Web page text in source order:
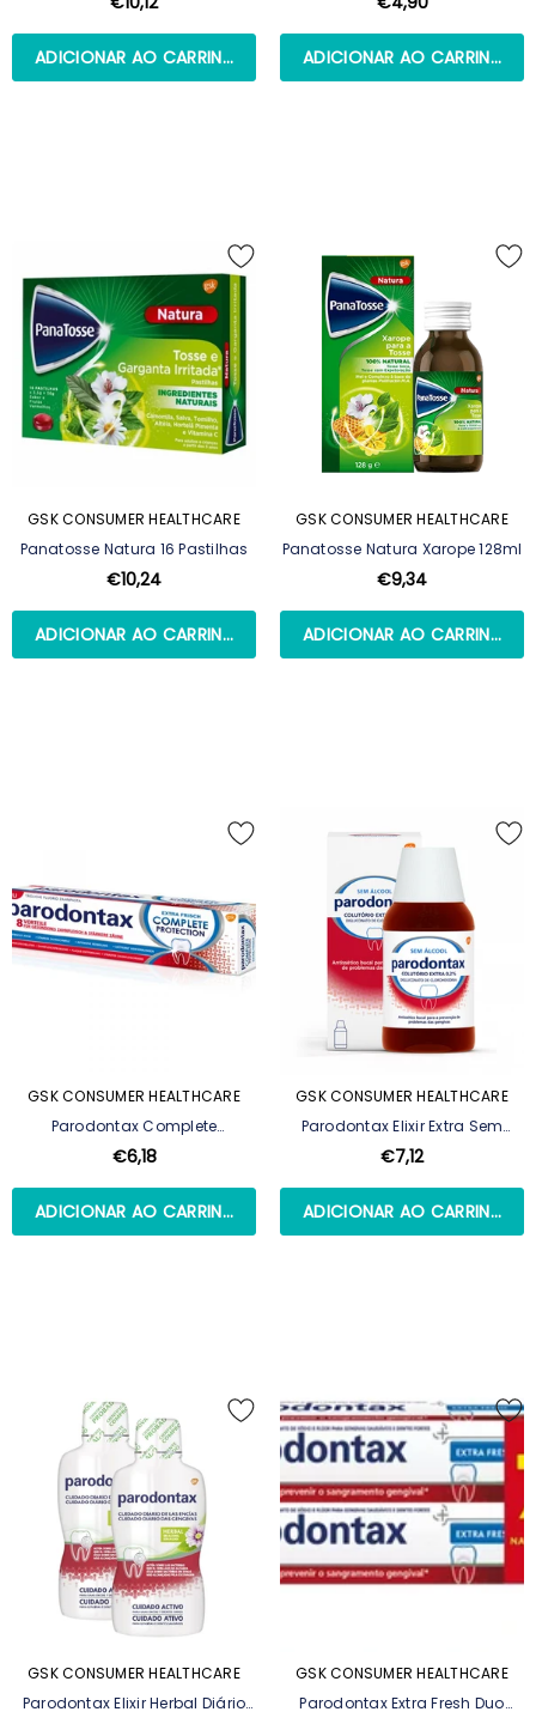
ADICIONAR AO CARRINHO ADICIONAR AO CARRINHO
GSK CONSUMER HEALTHCARE
Panatosse Natura 16 Pastilhas
€10,24
ADICIONAR AO CARRINHO
GSK CONSUMER HEALTHCARE
Panatosse Natura Xarope 128ml
€9,34
ADICIONAR AO CARRINHO
GSK CONSUMER HEALTHCARE
Parodontax Complete
Protection Pasta Dent Extra Fresh
€6,18
ADICIONAR AO CARRINHO
GSK CONSUMER HEALTHCARE
Parodontax Elixir Extra Sem
Álcool - 300 Ml
€7,12
ADICIONAR AO CARRINHO
GSK CONSUMER HEALTHCARE
Parodontax Elixir Herbal Diário
GSK CONSUMER HEALTHCARE
Parodontax Extra Fresh Duo